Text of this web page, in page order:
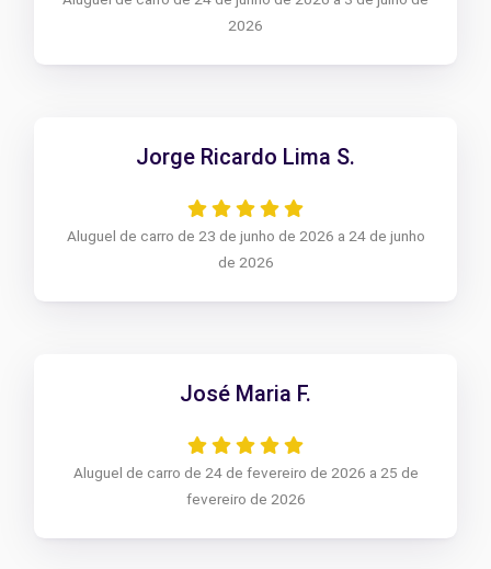
2026
Jorge Ricardo Lima S.
Aluguel de carro de 23 de junho de 2026 a 24 de junho
de 2026
José Maria F.
Aluguel de carro de 24 de fevereiro de 2026 a 25 de
fevereiro de 2026